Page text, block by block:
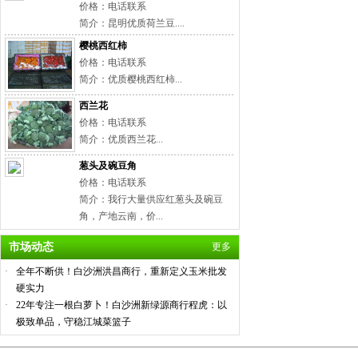
价格：电话联系
简介：昆明优质荷兰豆....
樱桃西红柿
价格：电话联系
简介：优质樱桃西红柿...
西兰花
价格：电话联系
简介：优质西兰花...
葱头及碗豆角
价格：电话联系
简介：我行大量供应红葱头及碗豆
角，产地云南，价...
市场动态 更多
·
全年不断供！白沙洲洪昌商行，重新定义玉米批发
硬实力
·
22年专注一根白萝卜！白沙洲新绿源商行程虎：以
极致单品，守稳江城菜篮子